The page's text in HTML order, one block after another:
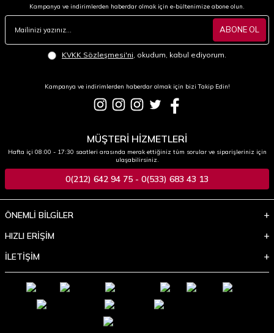
Kampanya ve indirimlerden haberdar olmak için e-bültenimize abone olun.
ABONE OL
KVKK Sözleşmesi'ni , okudum, kabul ediyorum.
Kampanya ve indirimlerden haberdar olmak için bizi Takip Edin!
MÜŞTERİ HİZMETLERİ
Hafta içi 08:00 - 17:30 saatleri arasında merak ettiğiniz tüm sorular ve siparişleriniz için
ulaşabilirsiniz.
0(212) 642 94 75 - 0(533) 683 43 13
ÖNEMLİ BİLGİLER
HIZLI ERİŞİM
İLETİŞİM